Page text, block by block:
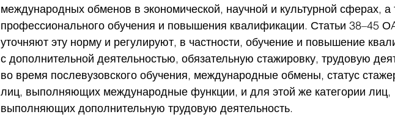
международных обменов в экономической, научной и культурной сферах, а
профессионального обучения и повышения квалификации. Статьи 38–45
уточняют эту норму и регулируют, в частности, обучение и повышение
с дополнительной деятельностью, обязательную стажировку, трудовую
во время послевузовского обучения, международные обмены, статус
лиц, выполняющих международные функции, и для этой же категории лиц,
выполняющих дополнительную трудовую деятельность.